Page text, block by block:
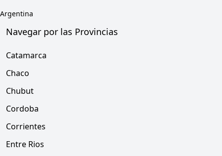
Argentina
Navegar por las Provincias
Catamarca
Chaco
Chubut
Cordoba
Corrientes
Entre Rios